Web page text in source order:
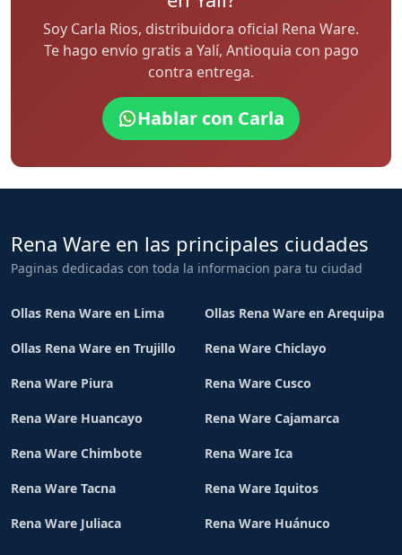
Soy Carla Rios, distribuidora oficial Rena Ware.
Te hago envío gratis a Yalí, Antioquia con pago
contra entrega.
Hablar con Carla
Rena Ware en las principales ciudades
Paginas dedicadas con toda la informacion para tu ciudad
Ollas Rena Ware en Lima Ollas Rena Ware en Arequipa
Ollas Rena Ware en Trujillo Rena Ware Chiclayo
Rena Ware Piura Rena Ware Cusco
Rena Ware Huancayo Rena Ware Cajamarca
Rena Ware Chimbote Rena Ware Ica
Rena Ware Tacna Rena Ware Iquitos
Rena Ware Juliaca Rena Ware Huánuco